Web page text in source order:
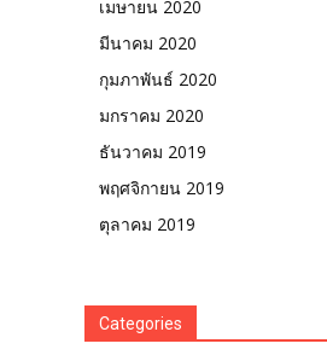
เมษายน 2020
มีนาคม 2020
กุมภาพันธ์ 2020
มกราคม 2020
ธันวาคม 2019
พฤศจิกายน 2019
ตุลาคม 2019
Categories